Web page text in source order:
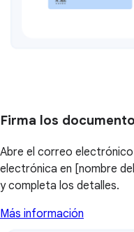
Firma los
Abre el correo
electrónica en [nombre
y completa los detalles.
Más información